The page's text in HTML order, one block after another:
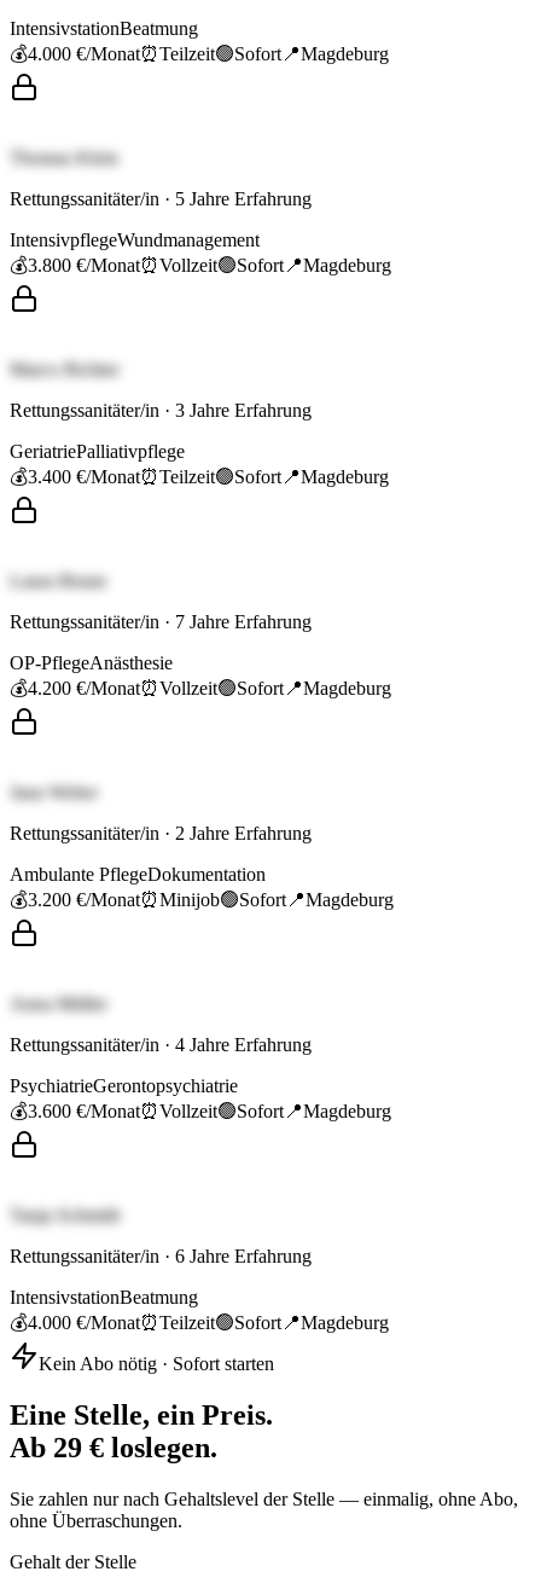
IntensivstationBeatmung
💰4.000 €/Monat⏰Teilzeit🟢Sofort 📍Magdeburg
Thomas Klein
Rettungssanitäter/in · 5 Jahre Erfahrung
IntensivpflegeWundmanagement
💰3.800 €/Monat⏰Vollzeit🟢Sofort 📍Magdeburg
Marco Richter
Rettungssanitäter/in · 3 Jahre Erfahrung
GeriatriePalliativpflege
💰3.400 €/Monat⏰Teilzeit🟢Sofort 📍Magdeburg
Laura Braun
Rettungssanitäter/in · 7 Jahre Erfahrung
OP-PflegeAnästhesie
💰4.200 €/Monat⏰Vollzeit🟢Sofort 📍Magdeburg
Jana Weber
Rettungssanitäter/in · 2 Jahre Erfahrung
Ambulante PflegeDokumentation
💰3.200 €/Monat⏰Minijob🟢Sofort 📍Magdeburg
Anna Müller
Rettungssanitäter/in · 4 Jahre Erfahrung
PsychiatrieGerontopsychiatrie
💰3.600 €/Monat⏰Vollzeit🟢Sofort 📍Magdeburg
Tanja Schmidt
Rettungssanitäter/in · 6 Jahre Erfahrung
IntensivstationBeatmung
💰4.000 €/Monat⏰Teilzeit🟢Sofort 📍Magdeburg
Kein Abo nötig · Sofort starten
Eine Stelle, ein Preis.
Ab 29 € loslegen.
Sie zahlen nur nach Gehaltslevel der Stelle — einmalig, ohne Abo,
ohne Überraschungen.
Gehalt der Stelle